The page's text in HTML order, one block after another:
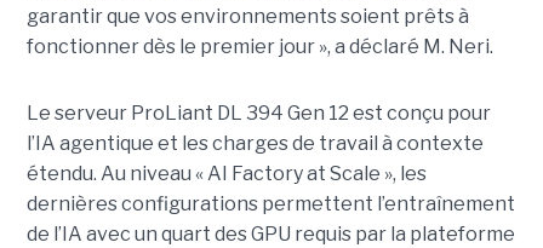
garantir que vos environnements soient prêts à
fonctionner dès le premier jour », a déclaré M. Neri.
Le serveur ProLiant DL 394 Gen 12 est conçu pour
l’IA agentique et les charges de travail à contexte
étendu. Au niveau « AI Factory at Scale », les
dernières configurations permettent l’entraînement
de l’IA avec un quart des GPU requis par la plateforme